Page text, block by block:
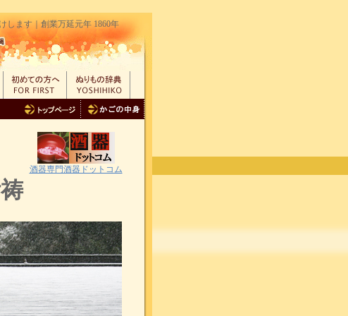
します｜創業万延元年 1860年
酒器専門酒器ドットコム